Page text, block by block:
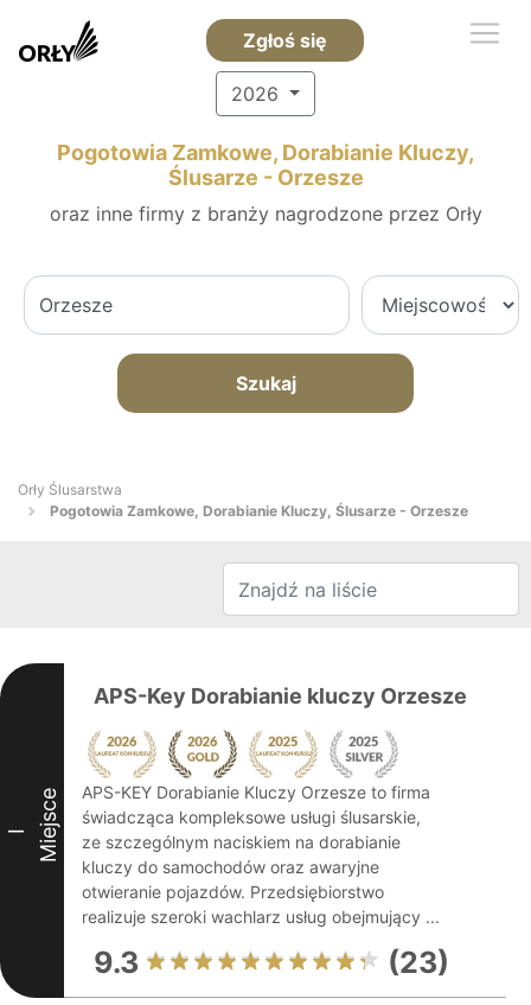
Zgłoś się
2026
Pogotowia Zamkowe, Dorabianie Kluczy,
Ślusarze - Orzesze
oraz inne firmy z branży nagrodzone przez Orły
Szukaj
Orły Ślusarstwa
Pogotowia Zamkowe, Dorabianie Kluczy, Ślusarze - Orzesze
I Miejsce
APS-Key Dorabianie kluczy Orzesze
APS-KEY Dorabianie Kluczy Orzesze to firma
świadcząca kompleksowe usługi ślusarskie,
ze szczególnym naciskiem na dorabianie
kluczy do samochodów oraz awaryjne
otwieranie pojazdów. Przedsiębiorstwo
realizuje szeroki wachlarz usług obejmujący ...
9.3 (23)